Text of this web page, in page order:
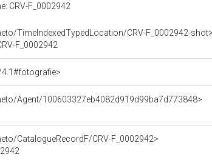
CRV-F_0002942
TimeIndexedTypedLocation/CRV-F_0002942-shot>
F_0002942
Agent/100603327eb4082d919d99ba7d773848>
CatalogueRecordF/CRV-F_0002942>